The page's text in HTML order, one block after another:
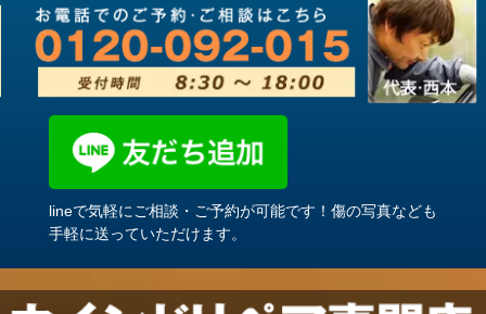
lineで気軽にご相談・ご予約が可能です！傷の写真なども
手軽に送っていただけます。